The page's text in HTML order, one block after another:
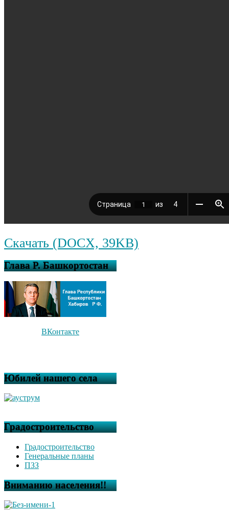
Скачать (DOCX, 39KB)
Глава Р. Башкортостан
ВКонтакте
Юбилей нашего села
Градостроительство
Градостроительство
Генеральные планы
ПЗЗ
Вниманию населения!!